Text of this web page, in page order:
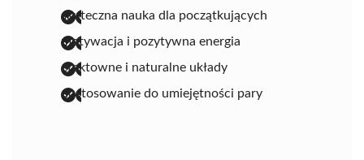
skuteczna nauka dla początkujących
motywacja i pozytywna energia
efektowne i naturalne układy
dostosowanie do umiejętności pary